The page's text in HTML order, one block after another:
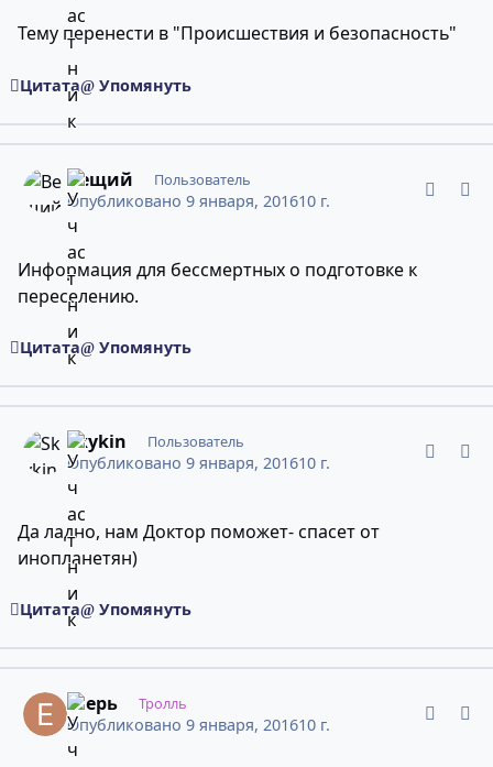
Тему перенести в "Происшествия и безопасность"
Цитата Упомянуть
Вещий Пользователь
Опубликовано 9 января, 201610 г.
Информация для бессмертных о подготовке к
переселению.
Цитата Упомянуть
Skykin Пользователь
Опубликовано 9 января, 201610 г.
Да ладно, нам Доктор поможет- спасет от
инопланетян)
Цитата Упомянуть
егерь Тролль
Опубликовано 9 января, 201610 г.